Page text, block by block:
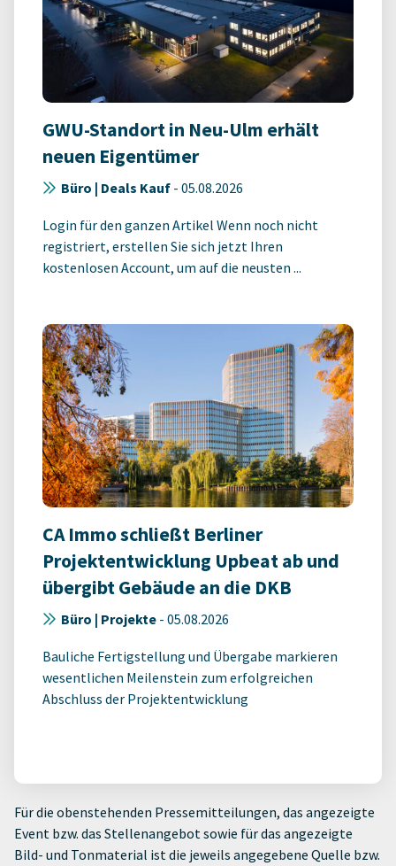
GWU-Standort in Neu-Ulm erhält
neuen Eigentümer
Büro | Deals Kauf - 05.08.2026
Login für den ganzen Artikel Wenn noch nicht
registriert, erstellen Sie sich jetzt Ihren
kostenlosen Account, um auf die neusten ...
CA Immo schließt Berliner
Projektentwicklung Upbeat ab und
übergibt Gebäude an die DKB
Büro | Projekte - 05.08.2026
Bauliche Fertigstellung und Übergabe markieren
wesentlichen Meilenstein zum erfolgreichen
Abschluss der Projektentwicklung
Für die obenstehenden Pressemitteilungen, das angezeigte
Event bzw. das Stellenangebot sowie für das angezeigte
Bild- und Tonmaterial ist die jeweils angegebene Quelle bzw.